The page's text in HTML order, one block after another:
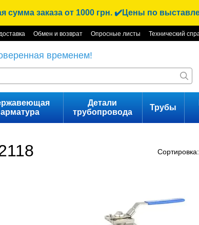
сумма заказа от 1000 грн. ✔️Цены по
Обмен и возврат Опросные листы Технический
временем!
арматура
Детали
трубопровода
Трубы
Сортировка: